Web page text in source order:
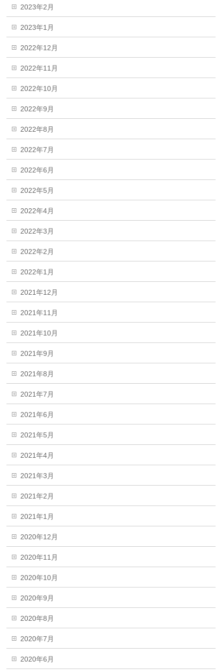
2023年2月
2023年1月
2022年12月
2022年11月
2022年10月
2022年9月
2022年8月
2022年7月
2022年6月
2022年5月
2022年4月
2022年3月
2022年2月
2022年1月
2021年12月
2021年11月
2021年10月
2021年9月
2021年8月
2021年7月
2021年6月
2021年5月
2021年4月
2021年3月
2021年2月
2021年1月
2020年12月
2020年11月
2020年10月
2020年9月
2020年8月
2020年7月
2020年6月